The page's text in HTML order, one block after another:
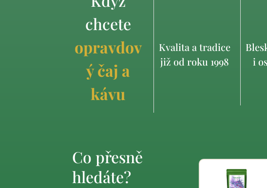
chcete
opravdov
ý čaj a
kávu
Kvalita a tradice
již od roku 1998
i
Co přesně
hledáte?